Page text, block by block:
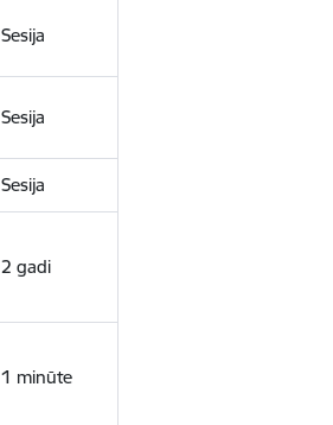
Sesija
Sesija
Sesija
2 gadi
1 minūte